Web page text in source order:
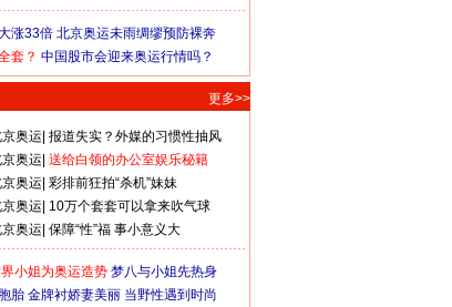
涨33倍 北京奥运未雨绸缪预防裸奔
套？ 中国股市会迎来奥运行情吗？
更多>>
奥运 报道失实？外媒的习惯性抽风
奥运 送给白领的办公室娱乐秘籍
奥运 彩排前狂拍“杀机”妹妹
奥运 10万个套套可以拿来吹气球
奥运 保障“性”福 事小意义大
小姐为奥运造势 梦八与小姐先热身
胎 金牌衬娇妻美丽 当野性遇到时尚